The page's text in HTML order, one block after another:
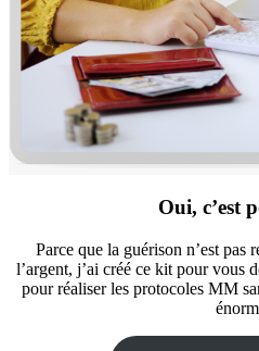
Oui, c’est
Parce que la guérison n’est pas
l’argent, j’ai créé ce kit pour vous
pour réaliser les protocoles MM